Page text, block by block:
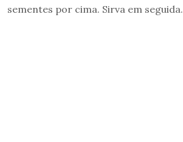
sementes por cima. Sirva em seguida.